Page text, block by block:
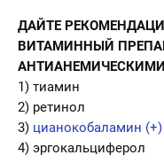
ДАЙТЕ
ВИТАМИННЫЙ
1) тиамин
2) ретинол
3) цианокобаламин (+)
4) эргокальциферол